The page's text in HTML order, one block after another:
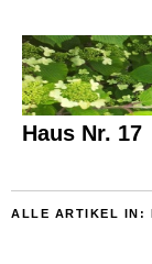
Haus Nr. 17
ALLE ARTIKEL IN: